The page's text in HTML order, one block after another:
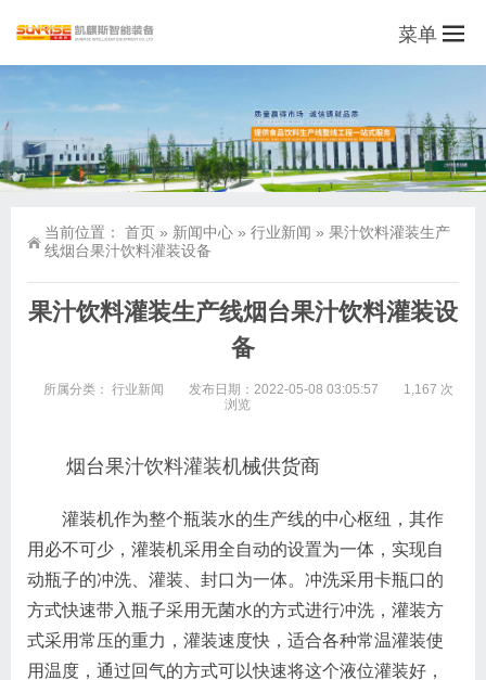
菜单
当前位置： 首页 » 新闻中心 » 行业新闻 » 果汁饮料灌装生产
线烟台果汁饮料灌装设备
果汁饮料灌装生产线烟台果汁饮料灌装设
备
所属分类： 行业新闻 发布日期：2022-05-08 03:05:57
1,167 次
浏览
烟台果汁饮料灌装机械供货商
灌装机作为整个瓶装水的生产线的中心枢纽，其作
用必不可少，灌装机采用全自动的设置为一体，实现自
动瓶子的冲洗、灌装、封口为一体。冲洗采用卡瓶口的
方式快速带入瓶子采用无菌水的方式进行冲洗，灌装方
式采用常压的重力，灌装速度快，适合各种常温灌装使
用温度，通过回气的方式可以快速将这个液位灌装好，